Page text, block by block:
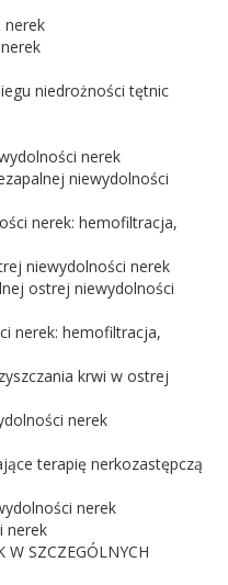
nerek
niedrożności tętnic
nerek
niewydolności
nerek: hemofiltracja,
niewydolności nerek
ostrej niewydolności
nerek: hemofiltracja,
krwi w ostrej
nerek
terapię nerkozastępczą
nerek
nerek
W SZCZEGÓLNYCH